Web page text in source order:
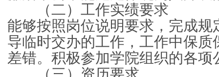
（二）工作实绩要求
能够按照岗位说明要求，完成规
导临时交办的工作，工作中保质
差错。积极参加学院组织的各项